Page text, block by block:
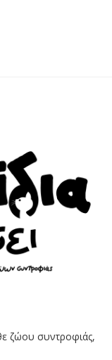
ζώου συντροφιάς,